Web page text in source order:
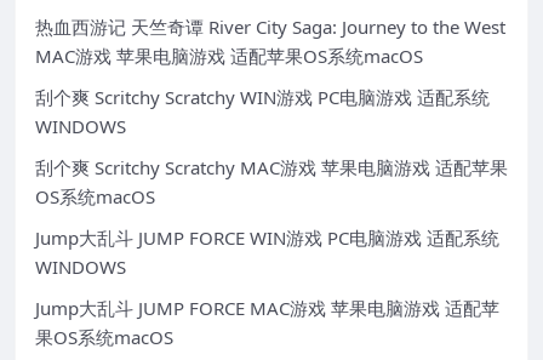
热血西游记 天竺奇谭 River City Saga: Journey to the West
MAC游戏 苹果电脑游戏 适配苹果OS系统macOS
刮个爽 Scritchy Scratchy WIN游戏 PC电脑游戏 适配系统
WINDOWS
刮个爽 Scritchy Scratchy MAC游戏 苹果电脑游戏 适配苹果
OS系统macOS
Jump大乱斗 JUMP FORCE WIN游戏 PC电脑游戏 适配系统
WINDOWS
Jump大乱斗 JUMP FORCE MAC游戏 苹果电脑游戏 适配苹
果OS系统macOS